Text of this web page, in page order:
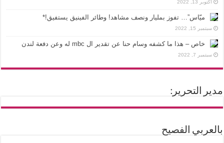
أكتوبر 13, 2022
ميّاس”… تفوز بمليار ونصف مشاهد! وطائر الفينيق يستفيق!*
سبتمبر 15, 2022
خاص – هذا ما كشفه وسام حنا عن تقدير ال mbc له وعن دفعة لندن
سبتمبر 7, 2022
مدير التحرير:
بالعربي الفصيح